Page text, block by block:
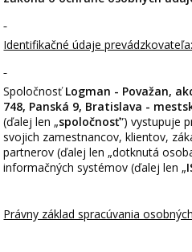
Identifikačné údaje prevádzkovateľa:
SpoločnosťLogman - Považan,
748, Panská 9, Bratislava -
(ďalej len „spoločnosť”) vystupuje
svojich zamestnancov, klientov,
partnerov (ďalej len „dotknutá
informačných systémov (ďalej len „
Právny základ spracúvania